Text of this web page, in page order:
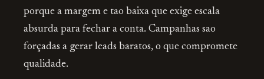
porque a margem e tao baixa que exige escala
absurda para fechar a conta. Campanhas sao
forçadas a gerar leads baratos, o que compromete
qualidade.